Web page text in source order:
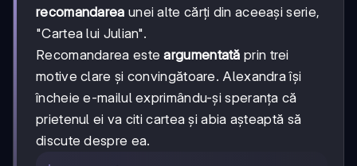
recomandarea unei alte cărți din aceeași serie,
"Cartea lui Julian".
Recomandarea esteargumentată prin trei
motive clare și convingătoare. Alexandra își
încheie e-mailul exprimându-și speranța că
prietenul ei va citi cartea și abia așteaptă să
discute despre ea.